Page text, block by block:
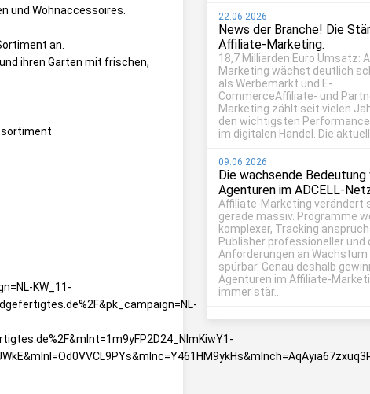
und Wohnaccessoires.
an.
ihren Garten mit frischen,
KW_11-
22.06.2026
News der Branche! Die
Affiliate-Marketing.
18,7 Milliarden Euro Umsatz:
Marketing wächst deutlich
als Werbemarkt und E-
CommerceAffiliate- und
Marketing zählt seit vielen
den wichtigsten
im digitalen Handel. Die
09.06.2026
Die wachsende Bedeutung
Agenturen im ADCELL-
Affiliate-Marketing verändert
gerade massiv. Programme
komplexer, Tracking
Publisher professioneller und
Anforderungen an
spürbar. Genau deshalb
Agenturen im Affiliate-
immer stär...